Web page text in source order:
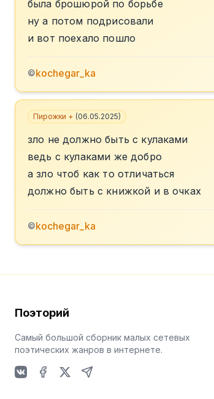
была брошюрой по борьбе
ну а потом подрисовали
и вот поехало пошло
©kochegar_ka
Пирожки + (06.05.2025)
зло не должно быть с кулаками
ведь с кулаками же добро
а зло чтоб как то отличаться
должно быть с книжкой и в очках
©kochegar_ka
Поэторий
Самый большой сборник малых сетевых
поэтических жанров в интернете.